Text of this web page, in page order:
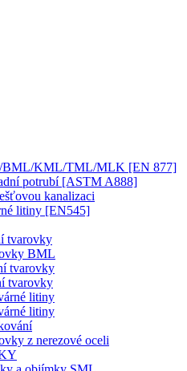
BML/KML/TML/MLK [EN 877]
potrubí [ASTM A888]
kanalizaci
litiny [EN545]
tvarovky
BML
tvarovky
tvarovky
litiny
litiny
z nerezové oceli